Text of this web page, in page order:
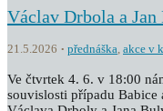
Václav Drbola a Jan
21.5.2026 přednáška, akce v
Ve čtvrtek 4. 6. v 18:00
souvislosti případu